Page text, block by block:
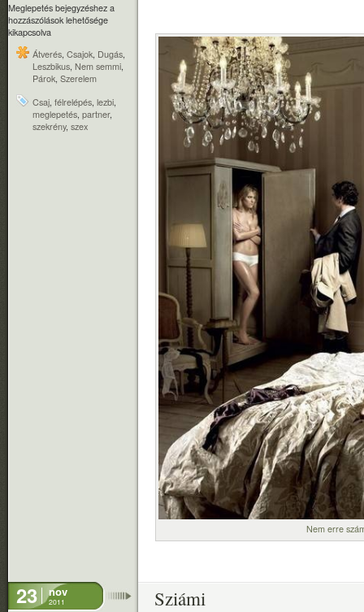
Meglepetés bejegyzéshez a
hozzászólások lehetősége
kikapcsolva
Átverés, Csajok, Dugás,
Leszbikus, Nem semmi,
Párok, Szerelem
Csaj, félrelépés, lezbi,
meglepetés, partner,
szekrény, szex
Nem erre
23 nov
2011 Sziámi